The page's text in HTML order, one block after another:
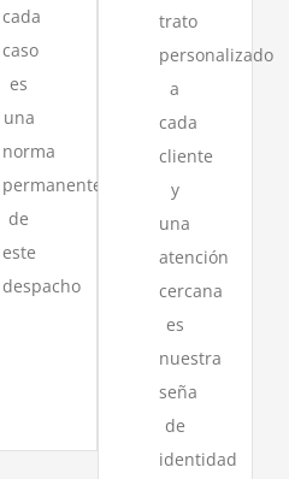
cada
caso
es
una
norma
permanente
de
este
despacho
trato
personalizado
a
cada
cliente
y
una
atención
cercana
es
nuestra
seña
de
identidad